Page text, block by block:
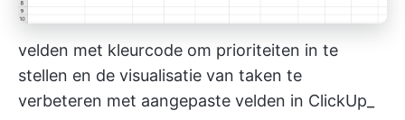
velden met kleurcode om prioriteiten in te
stellen en de visualisatie van taken te
verbeteren met aangepaste velden in ClickUp_